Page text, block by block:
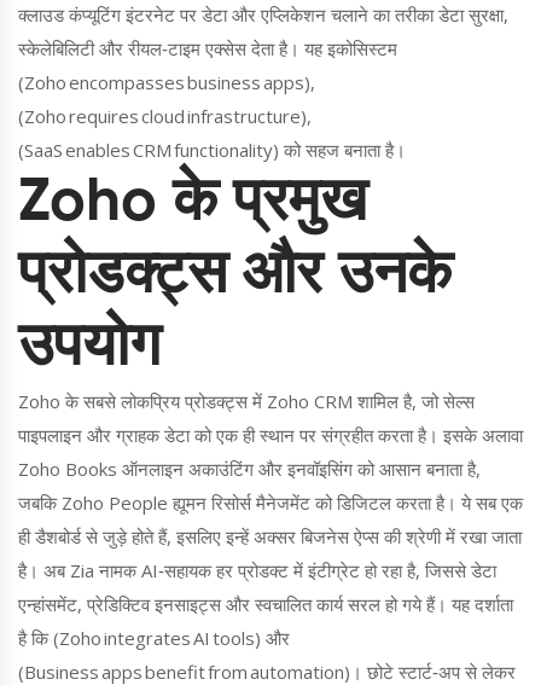
क्लाउड कंप्यूटिंग इंटरनेट पर डेटा और एप्लिकेशन चलाने का तरीकाडेटा सुरक्षा,
स्केलेबिलिटी और रीयल‑टाइम एक्सेस देता है। यह इकोसिस्टम
(Zoho encompasses business apps),
(Zoho requires cloud infrastructure),
(SaaS enables CRM functionality) को सहज बनाता है।
Zoho के प्रमुख
प्रोडक्ट्स और उनके
उपयोग
Zoho के सबसे लोकप्रिय प्रोडक्ट्स में Zoho CRM शामिल है, जो सेल्स
पाइपलाइन और ग्राहक डेटा को एक ही स्थान पर संग्रहीत करता है। इसके अलावा
Zoho Books ऑनलाइन अकाउंटिंग और इनवॉइसिंग को आसान बनाता है,
जबकि Zoho People ह्यूमन रिसोर्स मैनेजमेंट को डिजिटल करता है। ये सब एक
ही डैशबोर्ड से जुड़े होते हैं, इसलिए इन्हें अक्सर बिजनेस ऐप्स की श्रेणी में रखा जाता
है। अब Zia नामक AI‑सहायक हर प्रोडक्ट में इंटीग्रेट हो रहा है, जिससे डेटा
एन्हांसमेंट, प्रेडिक्टिव इनसाइट्स और स्वचालित कार्य सरल हो गये हैं। यह दर्शाता
है कि (Zoho integrates AI tools) और
(Business apps benefit from automation)। छोटे स्टार्ट‑अप से लेकर